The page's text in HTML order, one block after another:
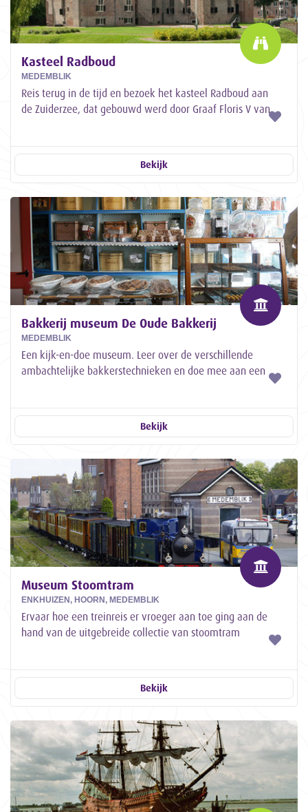
Kasteel Radboud
MEDEMBLIK
Reis terug in de tijd en bezoek het kasteel Radboud aan
de Zuiderzee, dat gebouwd werd door Graaf Floris V van
Bekijk
Bakkerij museum De Oude Bakkerij
MEDEMBLIK
Een kijk-en-doe museum. Leer over de verschillende
ambachtelijke bakkerstechnieken en doe mee aan een
Bekijk
Museum Stoomtram
ENKHUIZEN, HOORN, MEDEMBLIK
Ervaar hoe een treinreis er vroeger aan toe ging aan de
hand van de uitgebreide collectie van stoomtram
Bekijk